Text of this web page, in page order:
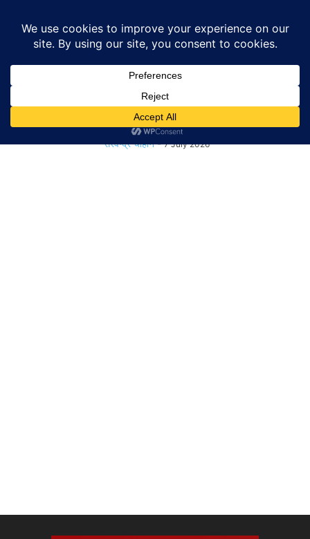
Tax Rules
Cash Transaction Rules: 2 लाख से
ज्यादा कैश लेने पर लग...
सरवेन्द्र चौहान - 7 July 2026